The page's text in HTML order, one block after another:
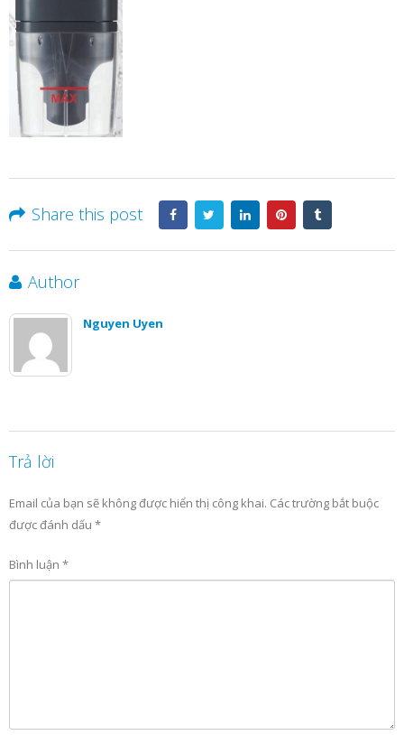
Share this post
Author
Nguyen Uyen
Trả lời
Email của bạn sẽ không được hiển thị công khai. Các trường bắt buộc
được đánh dấu *
Bình luận *